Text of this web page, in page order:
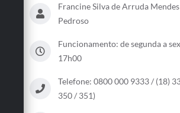
Francine Silva de Arruda
Pedroso
Funcionamento: de segunda a
17h00
Telefone: 0800 000 9333 / (18)
350 / 351)